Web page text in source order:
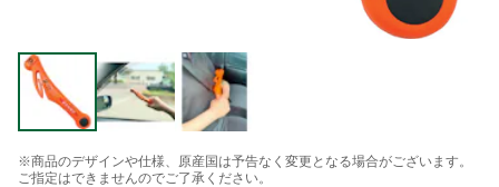
※商品のデザインや仕様、原産国は予告なく変更となる場合がございます。
ご指定はできませんのでご了承ください。